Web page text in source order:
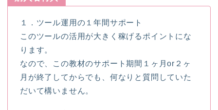
１．ツール運用の１年間サポート
このツールの活用が大きく稼げるポイントにな
ります。
なので、この教材のサポート期間１ヶ月or２ヶ
月が終了してからでも、何なりと質問していた
だいて構いません。